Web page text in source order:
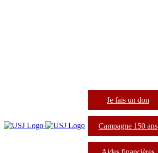
Je fais un don
Campagne 150 ans